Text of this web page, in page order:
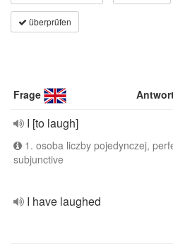
überprüfen
Frage
I [to laugh]
1. osoba liczby pojedynczej,
subjunctive
I have laughed